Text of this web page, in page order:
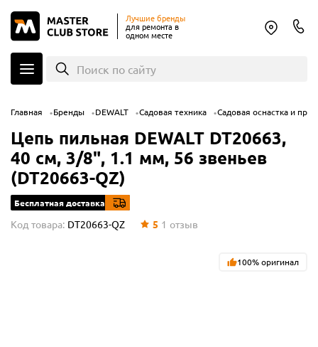
Лучшие бренды
для ремонта в
одном месте
Поиск по сайту
Главная Бренды DEWALT Садовая техника Садовая оснастка и
Цепь пильная DEWALT DT20663,
40 см, 3/8", 1.1 мм, 56 звеньев
(DT20663-QZ)
Бесплатная доставка
Код товара: DT20663-QZ 5 1 отзыв
100% оригинал